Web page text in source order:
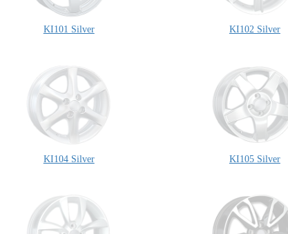
KI101 Silver KI102 Silver
KI104 Silver KI105 Silver